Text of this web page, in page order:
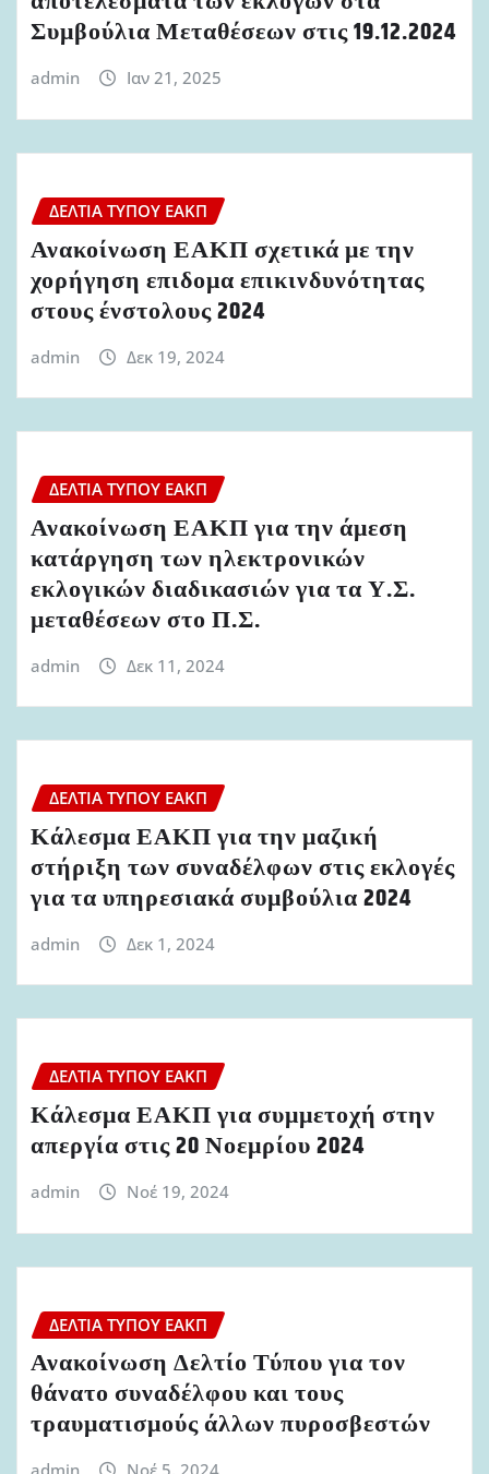
Συμβούλια Μεταθέσεων στις 19.12.2024
admin Ιαν 21, 2025
ΔΕΛΤΊΑ ΤΎΠΟΥ ΕΑΚΠ
Ανακοίνωση ΕΑΚΠ σχετικά με την
χορήγηση επιδομα επικινδυνότητας
στους ένστολους 2024
admin Δεκ 19, 2024
ΔΕΛΤΊΑ ΤΎΠΟΥ ΕΑΚΠ
Ανακοίνωση ΕΑΚΠ για την άμεση
κατάργηση των ηλεκτρονικών
εκλογικών διαδικασιών για τα Υ.Σ.
μεταθέσεων στο Π.Σ.
admin Δεκ 11, 2024
ΔΕΛΤΊΑ ΤΎΠΟΥ ΕΑΚΠ
Κάλεσμα ΕΑΚΠ για την μαζική
στήριξη των συναδέλφων στις εκλογές
για τα υπηρεσιακά συμβούλια 2024
admin Δεκ 1, 2024
ΔΕΛΤΊΑ ΤΎΠΟΥ ΕΑΚΠ
Κάλεσμα ΕΑΚΠ για συμμετοχή στην
απεργία στις 20 Νοεμρίου 2024
admin Νοέ 19, 2024
ΔΕΛΤΊΑ ΤΎΠΟΥ ΕΑΚΠ
Ανακοίνωση Δελτίο Τύπου για τον
θάνατο συναδέλφου και τους
τραυματισμούς άλλων πυροσβεστών